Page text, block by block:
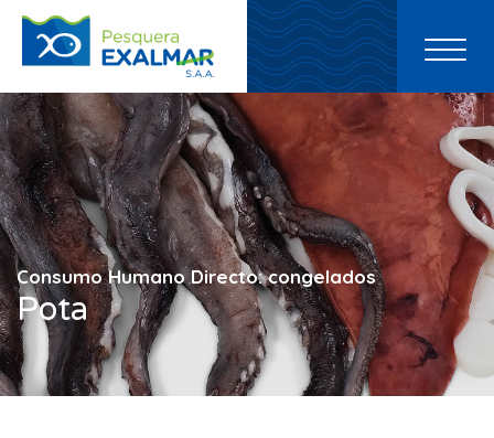
Toggle
Consumo Humano Directo: congelados
Pota